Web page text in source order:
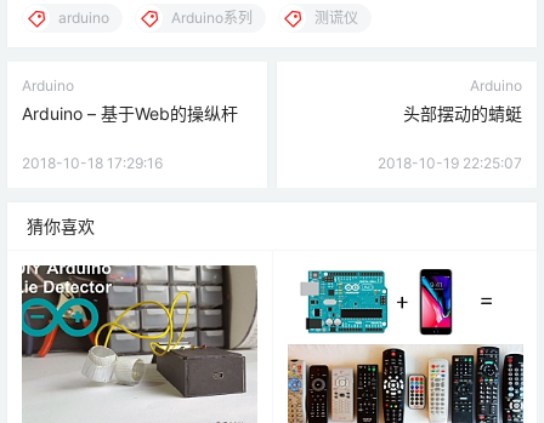
arduino Arduino系列 测谎仪
Arduino
Arduino – 基于Web的操纵杆
2018-10-18 17:29:16
Arduino
头部摆动的蜻蜓
2018-10-19 22:25:07
猜你喜欢